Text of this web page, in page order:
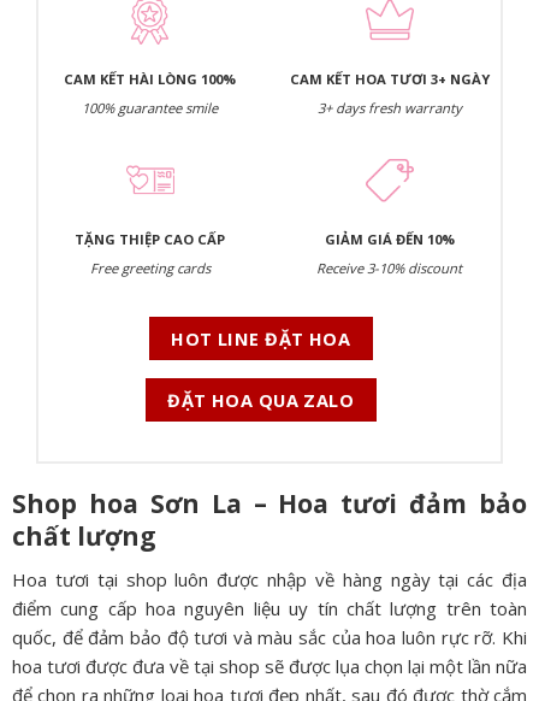
CAM KẾT HÀI LÒNG 100%
100% guarantee smile
CAM KẾT HOA TƯƠI 3+ NGÀY
3+ days fresh warranty
TẶNG THIỆP CAO CẤP
Free greeting cards
GIẢM GIÁ ĐẾN 10%
Receive 3-10% discount
HOT LINE ĐẶT HOA
ĐẶT HOA QUA ZALO
Shop hoa Sơn La – Hoa tươi đảm bảo
chất lượng
Hoa tươi tại shop luôn được nhập về hàng ngày tại các địa
điểm cung cấp hoa nguyên liệu uy tín chất lượng trên toàn
quốc, để đảm bảo độ tươi và màu sắc của hoa luôn rực rỡ. Khi
hoa tươi được đưa về tại shop sẽ được lụa chọn lại một lần nữa
để chọn ra những loại hoa tươi đẹp nhất, sau đó được thờ cắm